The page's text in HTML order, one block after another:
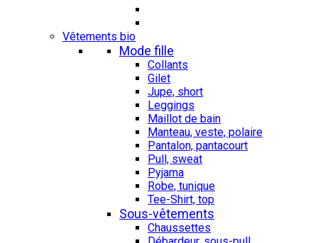
Vêtements bio
Mode fille
Collants
Gilet
Jupe, short
Leggings
Maillot de bain
Manteau, veste, polaire
Pantalon, pantacourt
Pull, sweat
Pyjama
Robe, tunique
Tee-Shirt, top
Sous-vêtements
Chaussettes